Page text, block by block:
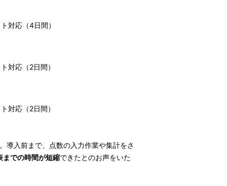
対応（4日間）
対応（2日間）
対応（2日間）
導入前まで、点数の入力作業や集計をさ
までの時間が短縮できたとのお声をいた